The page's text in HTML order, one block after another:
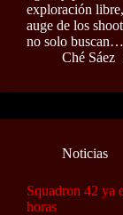
exploración
auge de los
no solo buscan…
Ché Sáez
Noticias
Squadron 42 ya
horas